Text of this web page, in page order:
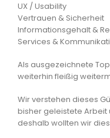
UX / Usability
Vertrauen & Sicherheit
Informationsgehalt &
Services &
Als ausgezeichnete
weiterhin fleißig
Wir verstehen dieses
bisher geleistete Arbeit
deshalb wollten wir